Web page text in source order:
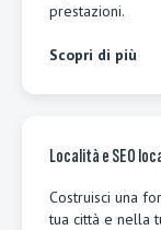
prestazioni.
Scopri di più
Località e SEO
Costruisci una
tua città e nella